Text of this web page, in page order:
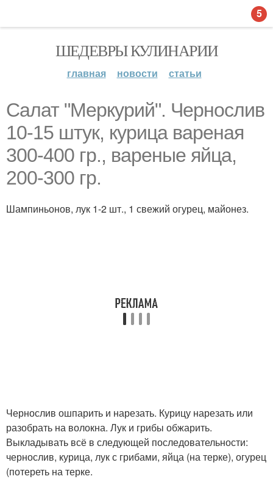
ШЕДЕВРЫ КУЛИНАРИИ
главная новости статьи
Салат "Меркурий". Чернослив
10-15 штук, курица вареная
300-400 гр., вареные яйца,
200-300 гр.
Шампиньонов, лук 1-2 шт., 1 свежий огурец, майонез.
Чернослив ошпарить и нарезать. Курицу нарезать или
разобрать на волокна. Лук и грибы обжарить.
Выкладывать всё в следующей последовательности:
чернослив, курица, лук с грибами, яйца (на терке), огурец
(потереть на терке.
5